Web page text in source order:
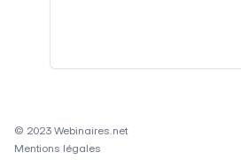
© 2023 Webinaires.net
Mentions légales